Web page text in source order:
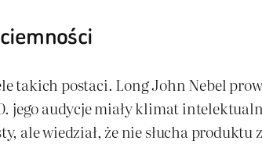
takich postaci. Long John Nebel
jego audycje miały klimat
ale wiedział, że nie słucha produktu